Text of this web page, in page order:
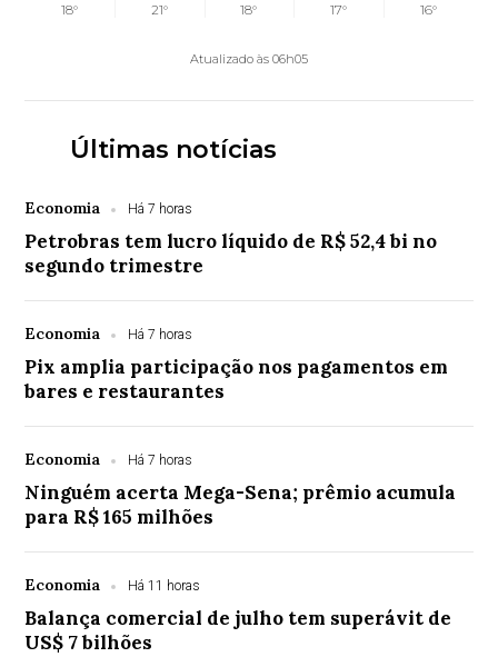
18°
21°
18°
17°
16°
Atualizado às 06h05
Últimas notícias
Economia Há 7 horas
Petrobras tem lucro líquido de R$ 52,4 bi no
segundo trimestre
Economia Há 7 horas
Pix amplia participação nos pagamentos em
bares e restaurantes
Economia Há 7 horas
Ninguém acerta Mega-Sena; prêmio acumula
para R$ 165 milhões
Economia Há 11 horas
Balança comercial de julho tem superávit de
US$ 7 bilhões